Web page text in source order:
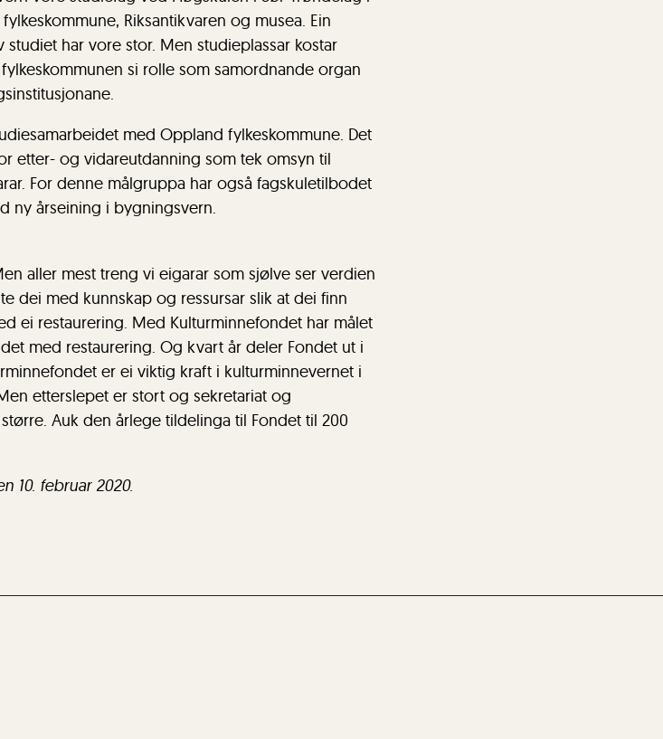
Riksantikvaren og musea. Ein
studiet har vore stor. Men studieplassar kostar
si rolle som samordnande organ
med Oppland fylkeskommune. Det
etter- og vidareutdanning som tek omsyn til
For denne målgruppa har også fagskuletilbodet
ny årseining i bygningsvern.
aller mest treng vi eigarar som sjølve ser verdien
dei med kunnskap og ressursar slik at dei finn
ei restaurering. Med Kulturminnefondet har målet
med restaurering. Og kvart år deler Fondet ut i
er ei viktig kraft i kulturminnevernet i
etterslepet er stort og sekretariat og
Auk den årlege tildelinga til Fondet til 200
10. februar 2020.